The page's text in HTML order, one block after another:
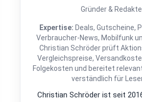
Gründer &
Expertise: Deals, Gutscheine,
Verbraucher-News, Mobilfunk
Christian Schröder prüft
Vergleichspreise,
Folgekosten und bereitet
verständlich für
Christian Schröder ist seit